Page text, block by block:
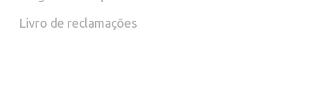
Livro de reclamações